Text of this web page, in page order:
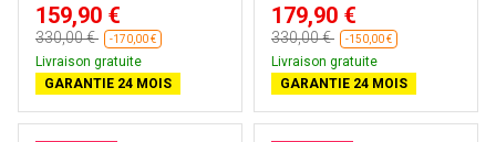
159,90 €
330,00 € -170,00 €
Livraison gratuite
GARANTIE 24 MOIS
179,90 €
330,00 € -150,00 €
Livraison gratuite
GARANTIE 24 MOIS